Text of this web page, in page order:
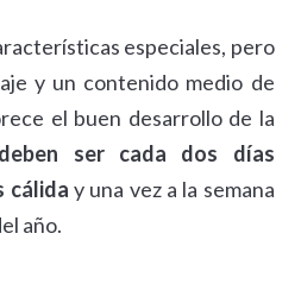
especiales, pero
y un contenido medio de
el buen desarrollo de la
ser cada dos días
cálida y una vez a la semana
año.